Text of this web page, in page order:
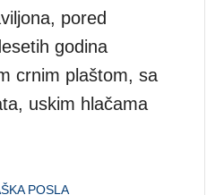
pored
godina
crnim plaštom, sa
uskim hlačama
POSLA